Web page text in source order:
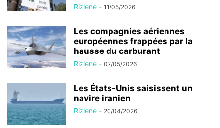
Rizlene - 11/05/2026
Les compagnies aériennes
européennes frappées par la
hausse du carburant
Rizlene - 07/05/2026
Les États-Unis saisissent un
navire iranien
Rizlene - 20/04/2026